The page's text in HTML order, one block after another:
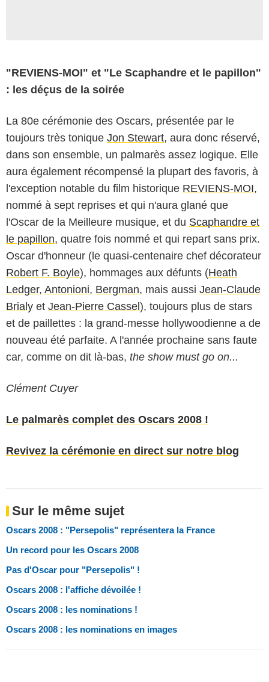
"REVIENS-MOI" et "Le Scaphandre et le papillon"
: les déçus de la soirée
La 80e cérémonie des Oscars, présentée par le
toujours très tonique Jon Stewart, aura donc réservé,
dans son ensemble, un palmarès assez logique. Elle
aura également récompensé la plupart des favoris, à
l'exception notable du film historique REVIENS-MOI,
nommé à sept reprises et qui n'aura glané que
l'Oscar de la Meilleure musique, et du Scaphandre et
le papillon, quatre fois nommé et qui repart sans prix.
Oscar d'honneur (le quasi-centenaire chef décorateur
Robert F. Boyle), hommages aux défunts (Heath
Ledger, Antonioni, Bergman, mais aussi Jean-Claude
Brialy et Jean-Pierre Cassel ), toujours plus de stars
et de paillettes : la grand-messe hollywoodienne a de
nouveau été parfaite. A l'année prochaine sans faute
car, comme on dit là-bas, the show must go on...
Clément Cuyer
Le palmarès complet des Oscars 2008 !
Revivez la cérémonie en direct sur notre blog
Sur le même sujet
Oscars 2008 : "Persepolis" représentera la France
Un record pour les Oscars 2008
Pas d'Oscar pour "Persepolis" !
Oscars 2008 : l'affiche dévoilée !
Oscars 2008 : les nominations !
Oscars 2008 : les nominations en images